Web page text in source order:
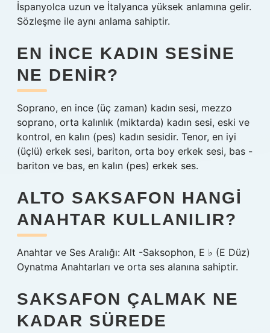
İspanyolca uzun ve İtalyanca yüksek anlamına gelir.
Sözleşme ile aynı anlama sahiptir.
EN INCE KADIN SESINE
NE DENIR?
Soprano, en ince (üç zaman) kadın sesi, mezzo
soprano, orta kalınlık (miktarda) kadın sesi, eski ve
kontrol, en kalın (pes) kadın sesidir. Tenor, en iyi
(üçlü) erkek sesi, bariton, orta boy erkek sesi, bas -
bariton ve bas, en kalın (pes) erkek ses.
ALTO SAKSAFON HANGI
ANAHTAR KULLANILIR?
Anahtar ve Ses Aralığı: Alt -Saksophon, E ♭ (E Düz)
Oynatma Anahtarları ve orta ses alanına sahiptir.
SAKSAFON ÇALMAK NE
KADAR SÜREDE